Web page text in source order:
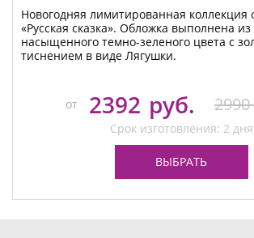
Новогодняя лимитированная коллекция
«Русская сказка». Обложка выполнена из
насыщенного темно-зеленого цвета с
тиснением в виде Лягушки.
от 2392 руб. 2990
Срок изготовления: 2 дня
ВЫБРАТЬ